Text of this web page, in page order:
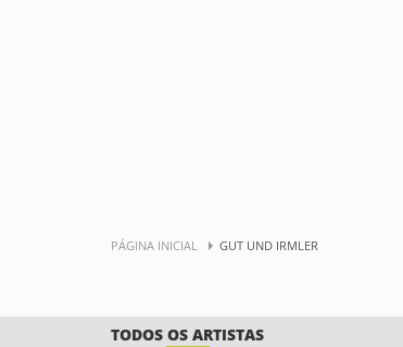
PÁGINA INICIAL GUT UND IRMLER
TODOS OS ARTISTAS